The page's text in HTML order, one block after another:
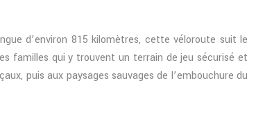
d’environ 815 kilomètres, cette véloroute suit le
familles qui y trouvent un terrain de jeu sécurisé et
puis aux paysages sauvages de l’embouchure du